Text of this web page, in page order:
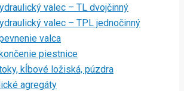
valec – TL dvojčinný
valec – TPL jednočinný
valca
piestnice
kĺbové ložiská, púzdra
agregáty